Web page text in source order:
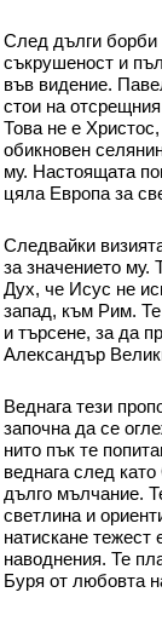
След дълги борби
съкрушеност и
във видение.
стои на
Това не е
обикновен
му. Настоящата
цяла Европа за
Следвайки
за значението му.
Дух, че Исус не
запад, към Рим. Те
и търсене, за да
Александър
Веднага тези
започна да се
нито пък те
веднага след
дълго мълчание.
светлина и
натискане тежест
наводнения. Те
Буря от любовта